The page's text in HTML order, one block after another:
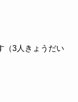
（3人きょうだい